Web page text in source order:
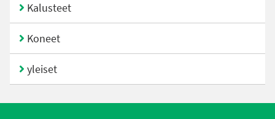
Kalusteet
Koneet
yleiset